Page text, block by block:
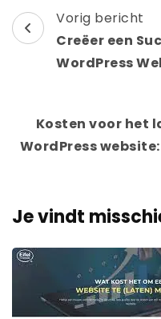
Vorig bericht
Creëer een
WordPress
Kosten voor het
WordPress
Je vindt